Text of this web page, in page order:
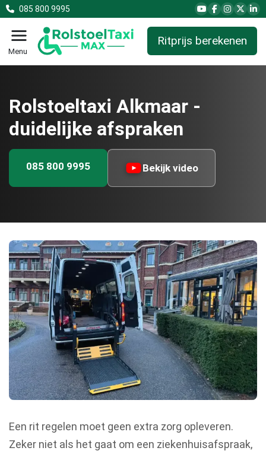
085 800 9995
Menu
Ritprijs berekenen
Rolstoeltaxi Alkmaar -
duidelijke afspraken
085 800 9995 Bekijk video
Een rit regelen moet geen extra zorg opleveren.
Zeker niet als het gaat om een ziekenhuisafspraak,